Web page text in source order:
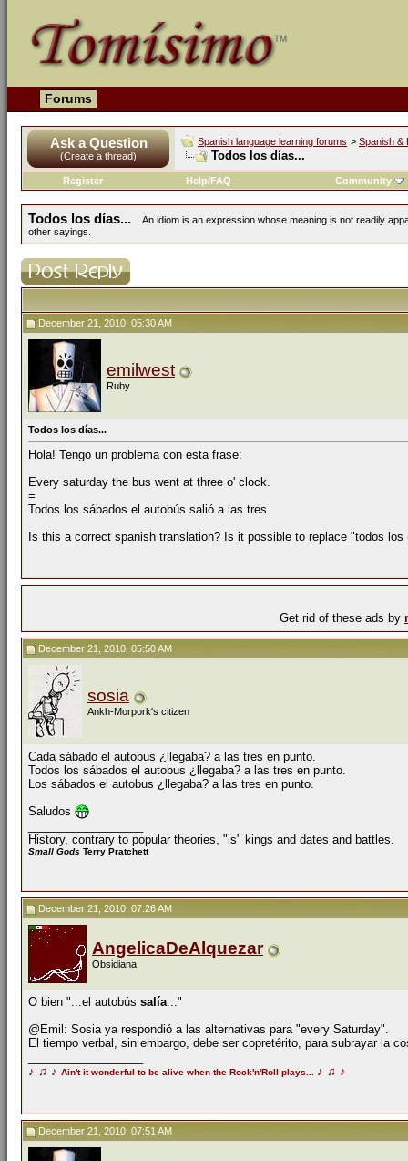
Forums
Ask a Question
(Create a thread)
Spanish language learning forums > Spanish &
Todos los días...
Register Help/FAQ Community
Todos los días...
An idiom is an expression whose meaning is not readily
other sayings.
December 21, 2010, 05:30 AM
emilwest
Ruby
Todos los días...
Hola! Tengo un problema con esta frase:
Every saturday the bus went at three o' clock.
=
Todos los sábados el autobús salió a las tres.
Is this a correct spanish translation? Is it possible to replace "todos
Get rid of these ads by
December 21, 2010, 05:50 AM
sosia
Ankh-Morpork's citizen
Cada sábado el autobus ¿llegaba? a las tres en punto.
Todos los sábados el autobus ¿llegaba? a las tres en punto.
Los sábados el autobus ¿llegaba? a las tres en punto.
Saludos
History, contrary to popular theories, "is" kings and dates and battles.
Small Gods Terry Pratchett
December 21, 2010, 07:26 AM
AngelicaDeAlquezar
Obsidiana
O bien "...el autobús salía..."
@Emil: Sosia ya respondió a las alternativas para "every Saturday".
El tiempo verbal, sin embargo, debe ser copretérito, para subrayar la
♪ ♫ ♪ Ain't it wonderful to be alive when the Rock'n'Roll plays... ♪ ♫ ♪
December 21, 2010, 07:51 AM